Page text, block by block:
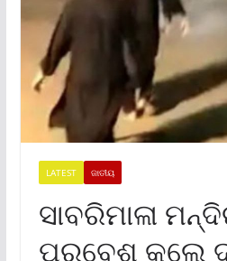
LATEST ଜାତୀୟ
ସାବରିମାଳା
ପ୍ରବେଶ କଲେ